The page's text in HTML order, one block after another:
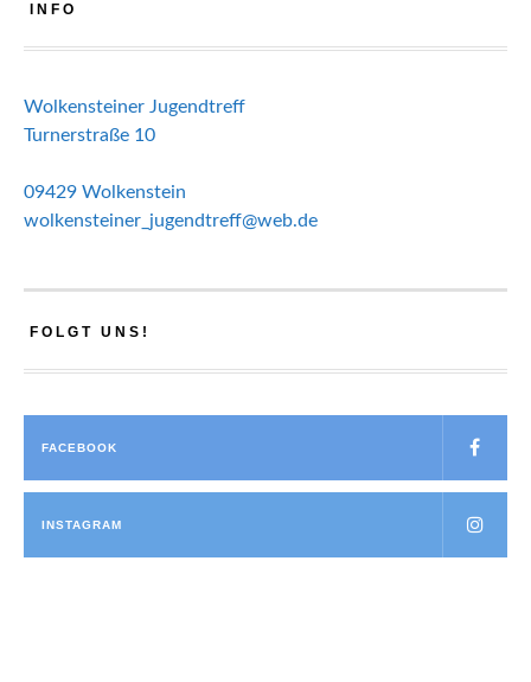
INFO
Wolkensteiner Jugendtreff
Turnerstraße 10
09429 Wolkenstein
wolkensteiner_jugendtreff@web.de
FOLGT UNS!
FACEBOOK
INSTAGRAM